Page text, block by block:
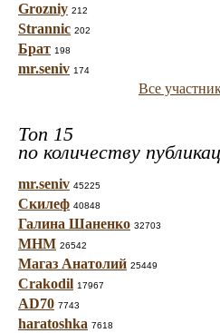
Grozniy 212
Strannic 202
Брат 198
mr.seniv 174
Все
Топ 15
по количеству
mr.seniv 45225
Скилеф 40848
Галина Шаненко 32703
МНМ 26542
Магаз Анатолий 25449
Crakodil 17967
AD70 7743
haratoshka 7618